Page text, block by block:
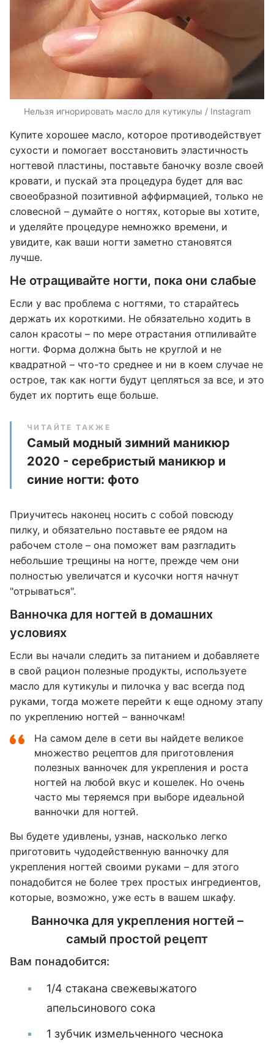
Нельзя игнорировать масло для кутикулы / Instagram
Купите хорошее масло, которое противодействует
сухости и помогает восстановить эластичность
ногтевой пластины, поставьте баночку возле своей
кровати, и пускай эта процедура будет для вас
своеобразной позитивной аффирмацией, только не
словесной – думайте о ногтях, которые вы хотите,
и уделяйте процедуре немножко времени, и
увидите, как ваши ногти заметно становятся
лучше.
Не отращивайте ногти, пока они слабые
Если у вас проблема с ногтями, то старайтесь
держать их короткими. Не обязательно ходить в
салон красоты – по мере отрастания отпиливайте
ногти. Форма должна быть не круглой и не
квадратной – что-то среднее и ни в коем случае не
острое, так как ногти будут цепляться за все, и это
будет их портить еще больше.
ЧИТАЙТЕ ТАКЖЕ
Самый модный зимний маникюр
2020 - серебристый маникюр и
синие ногти: фото
Приучитесь наконец носить с собой повсюду
пилку, и обязательно поставьте ее рядом на
рабочем столе – она поможет вам разгладить
небольшие трещины на ногте, прежде чем они
полностью увеличатся и кусочки ногтя начнут
"отрываться".
Ванночка для ногтей в домашних
условиях
Если вы начали следить за питанием и добавляете
в свой рацион полезные продукты, используете
масло для кутикулы и пилочка у вас всегда под
руками, тогда можете перейти к еще одному этапу
по укреплению ногтей – ванночкам!
На самом деле в сети вы найдете великое
множество рецептов для приготовления
полезных ванночек для укрепления и роста
ногтей на любой вкус и кошелек. Но очень
часто мы теряемся при выборе идеальной
ванночки для ногтей.
Вы будете удивлены, узнав, насколько легко
приготовить чудодейственную ванночку для
укрепления ногтей своими руками – для этого
понадобится не более трех простых ингредиентов,
которые, возможно, уже есть в вашем шкафу.
Ванночка для укрепления ногтей –
самый простой рецепт
Вам понадобится:
1/4 стакана свежевыжатого
апельсинового сока
1 зубчик измельченного чеснока